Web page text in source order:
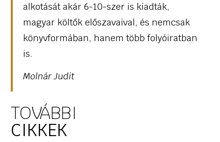
alkotását akár 6-10-szer is kiadták,
magyar költők előszavaival, és nemcsak
könyvformában, hanem több folyóiratban
is.
Molnár Judit
TOVÁBBI
CIKKEK